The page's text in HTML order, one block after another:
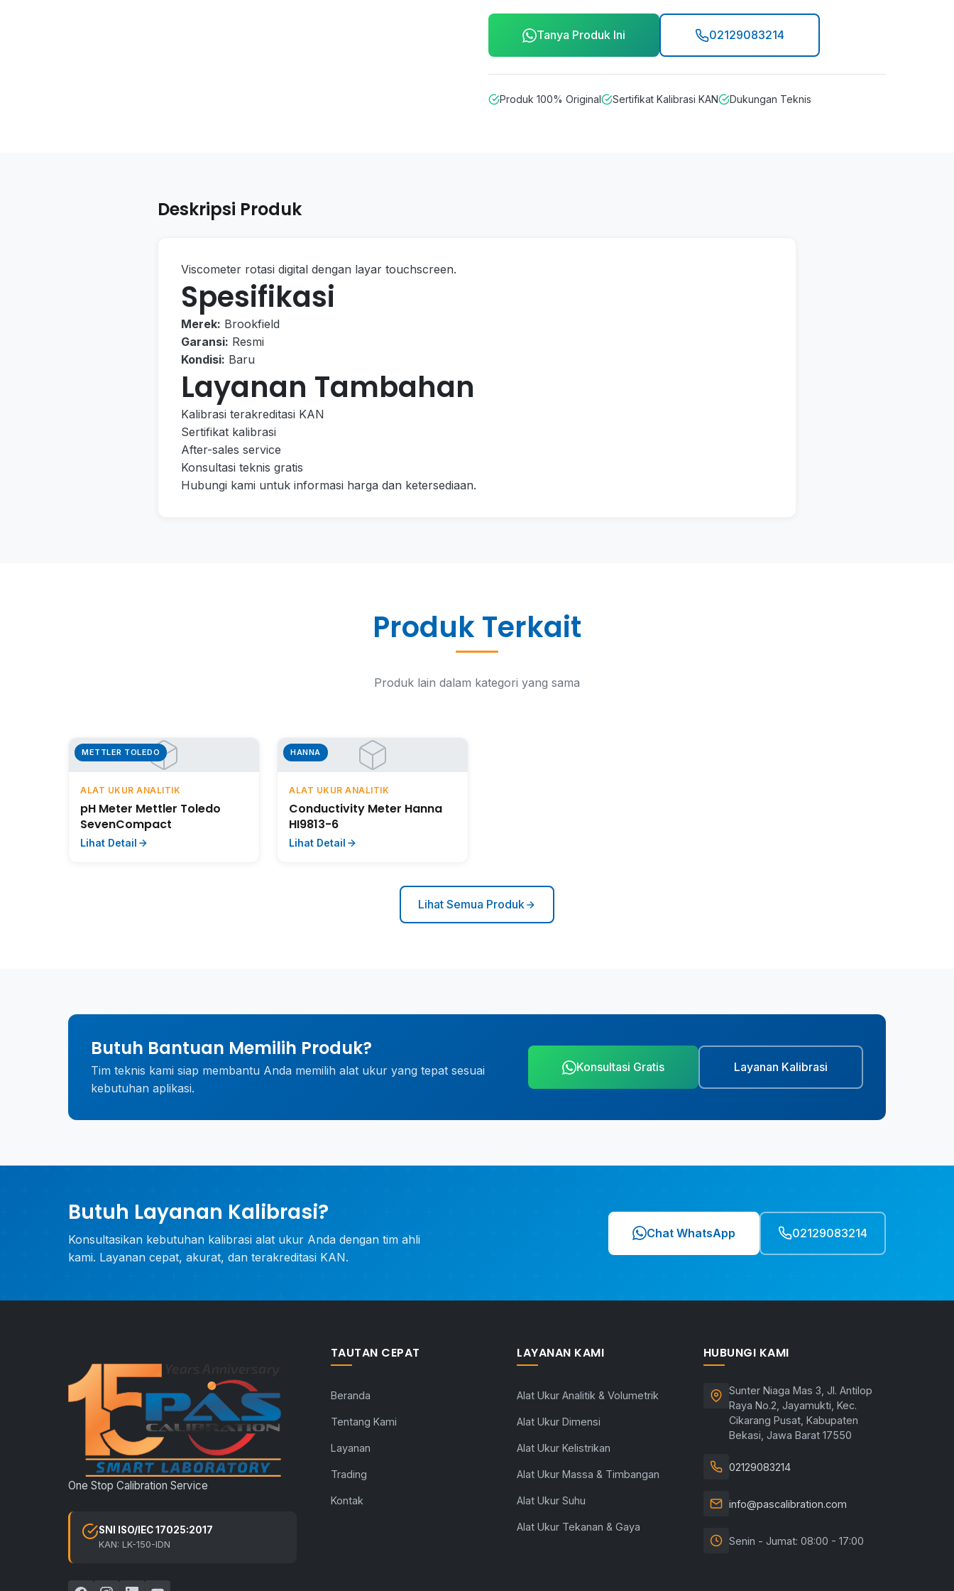
Tanya Produk Ini 02129083214
Produk 100% Original Sertifikat Kalibrasi KAN Dukungan Teknis
Deskripsi Produk
Viscometer rotasi digital dengan layar touchscreen.
Spesifikasi
Merek: Brookfield
Garansi: Resmi
Kondisi: Baru
Layanan Tambahan
Kalibrasi terakreditasi KAN
Sertifikat kalibrasi
After-sales service
Konsultasi teknis gratis
Hubungi kami untuk informasi harga dan ketersediaan.
Produk Terkait
Produk lain dalam kategori yang sama
METTLER TOLEDO
ALAT UKUR ANALITIK
pH Meter Mettler Toledo
SevenCompact
Lihat Detail
HANNA
ALAT UKUR ANALITIK
Conductivity Meter Hanna
HI9813-6
Lihat Detail
Lihat Semua Produk
Butuh Bantuan Memilih Produk?
Tim teknis kami siap membantu Anda memilih alat ukur yang tepat sesuai
kebutuhan aplikasi.
Konsultasi Gratis Layanan Kalibrasi
Butuh Layanan Kalibrasi?
Konsultasikan kebutuhan kalibrasi alat ukur Anda dengan tim ahli
kami. Layanan cepat, akurat, dan terakreditasi KAN.
Chat WhatsApp 02129083214
One Stop Calibration Service
SNI ISO/IEC 17025:2017
KAN: LK-150-IDN
TAUTAN CEPAT
Beranda
Tentang Kami
Layanan
Trading
Kontak
LAYANAN KAMI
Alat Ukur Analitik & Volumetrik
Alat Ukur Dimensi
Alat Ukur Kelistrikan
Alat Ukur Massa & Timbangan
Alat Ukur Suhu
Alat Ukur Tekanan & Gaya
HUBUNGI KAMI
Sunter Niaga Mas 3, Jl. Antilop
Raya No.2, Jayamukti, Kec.
Cikarang Pusat, Kabupaten
Bekasi, Jawa Barat 17550
02129083214
info@pascalibration.com
Senin - Jumat: 08:00 - 17:00